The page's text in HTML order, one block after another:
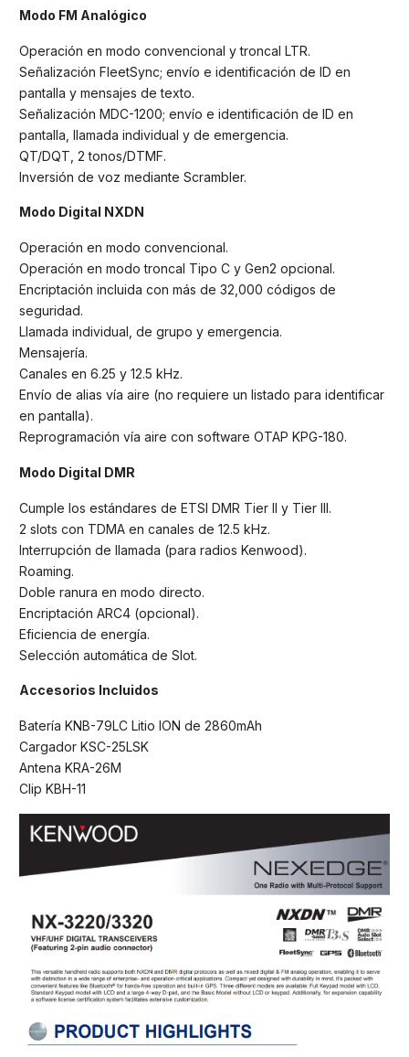
Modo FM Analógico
Operación en modo convencional y troncal LTR.
Señalización FleetSync; envío e identificación de ID en
pantalla y mensajes de texto.
Señalización MDC-1200; envío e identificación de ID en
pantalla, llamada individual y de emergencia.
QT/DQT, 2 tonos/DTMF.
Inversión de voz mediante Scrambler.
Modo Digital NXDN
Operación en modo convencional.
Operación en modo troncal Tipo C y Gen2 opcional.
Encriptación incluida con más de 32,000 códigos de
seguridad.
Llamada individual, de grupo y emergencia.
Mensajería.
Canales en 6.25 y 12.5 kHz.
Envío de alias vía aire (no requiere un listado para identificar
en pantalla).
Reprogramación vía aire con software OTAP KPG-180.
Modo Digital DMR
Cumple los estándares de ETSI DMR Tier II y Tier III.
2 slots con TDMA en canales de 12.5 kHz.
Interrupción de llamada (para radios Kenwood).
Roaming.
Doble ranura en modo directo.
Encriptación ARC4 (opcional).
Eficiencia de energía.
Selección automática de Slot.
Accesorios Incluidos
Batería KNB-79LC Litio ION de 2860mAh
Cargador KSC-25LSK
Antena KRA-26M
Clip KBH-11